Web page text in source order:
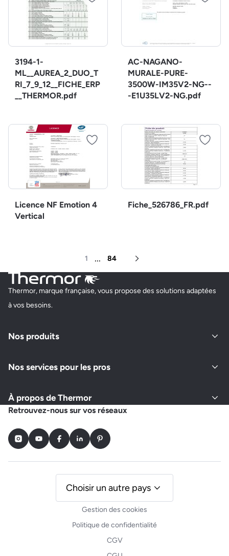
3194-1-
ML__AUREA_2_DUO_T
RI_7_9_12__FICHE_ERP
__THERMOR.pdf
AC-NAGANO-
MURALE-PURE-
3500W-IM35V2-NG--
-E1U35LV2-NG.pdf
Licence NF Emotion 4
Vertical
Fiche_526786_FR.pdf
1 ... 84
Page suivante
Thermor, marque française, vous propose des solutions adaptées
à vos besoins.
Nos produits
Nos services pour les pros
À propos de Thermor
Retrouvez-nous sur vos réseaux
InstagramYoutubeFacebookLinkedInPinterest
Gestion des cookies
Politique de confidentialité
CGV
Choisir un autre pays